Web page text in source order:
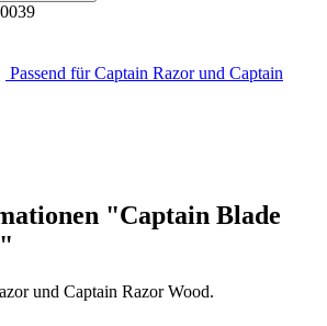
Passend für Captain Razor und Captain
"Captain Blade
und Captain Razor Wood.